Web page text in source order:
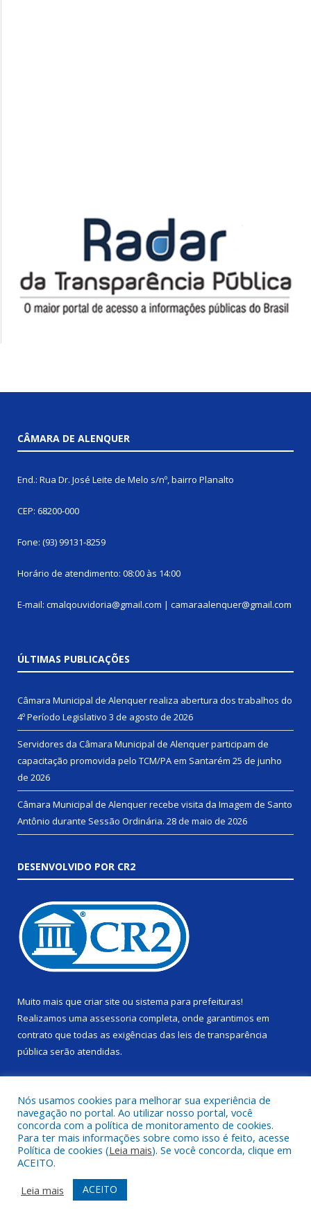
CÂMARA DE ALENQUER
End.: Rua Dr. José Leite de Melo s/nº, bairro Planalto
CEP: 68200-000
Fone: (93) 99131-8259
Horário de atendimento: 08:00 às 14:00
E-mail: cmalqouvidoria@gmail.com | camaraalenquer@gmail.com
ÚLTIMAS PUBLICAÇÕES
Câmara Municipal de Alenquer realiza abertura dos trabalhos do
4º Período Legislativo 3 de agosto de 2026
Servidores da Câmara Municipal de Alenquer participam de
capacitação promovida pelo TCM/PA em Santarém 25 de junho
de 2026
Câmara Municipal de Alenquer recebe visita da Imagem de Santo
Antônio durante Sessão Ordinária. 28 de maio de 2026
DESENVOLVIDO POR CR2
Muito mais que criar site ou sistema para prefeituras!
Realizamos uma assessoria completa, onde garantimos em
contrato que todas as exigências das leis de transparência
pública serão atendidas.
Todos os direitos reservados a Câmara Municipal de Alenquer.
Mapa do Site
Acessar Área Administrativa
Acessar Webmail
Nós usamos cookies para melhorar sua experiência de
navegação no portal. Ao utilizar nosso portal, você
concorda com a política de monitoramento de cookies.
Para ter mais informações sobre como isso é feito, acesse
Política de cookies (Leia mais). Se você concorda, clique em
ACEITO.
Leia mais
ACEITO